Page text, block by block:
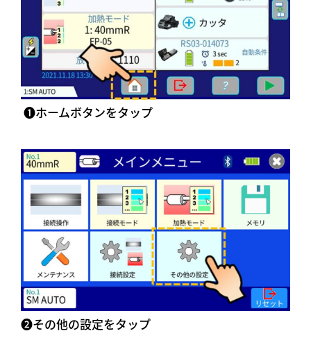
➊ホームボタンをタップ
➋その他の設定をタップ